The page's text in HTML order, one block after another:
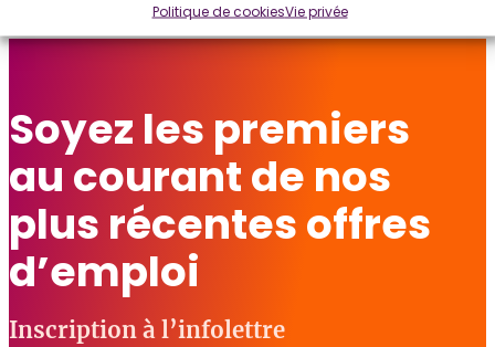
Politique de cookiesVie privée
Soyez les premiers
au courant de nos
plus récentes offres
d’emploi
Inscription à l’infolettre